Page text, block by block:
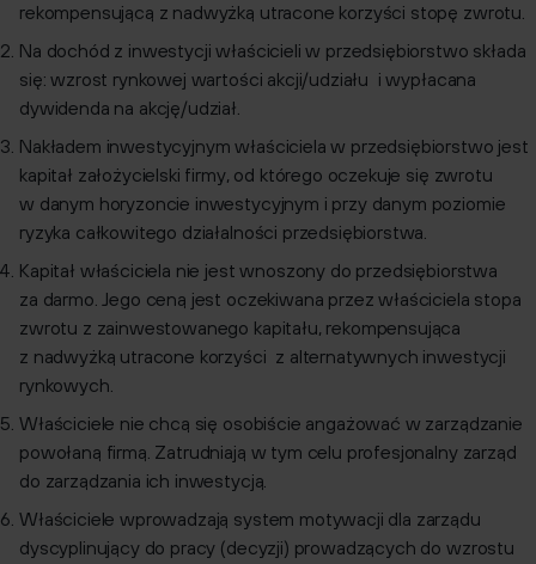
rekompensującą z nadwyżką utracone korzyści stopę zwrotu.
Na dochód z inwestycji właścicieli w przedsiębiorstwo składa
się: wzrost rynkowej wartości akcji/udziału i wypłacana
dywidenda na akcję/udział.
Nakładem inwestycyjnym właściciela w przedsiębiorstwo jest
kapitał założycielski firmy, od którego oczekuje się zwrotu
w danym horyzoncie inwestycyjnym i przy danym poziomie
ryzyka całkowitego działalności przedsiębiorstwa.
Kapitał właściciela nie jest wnoszony do przedsiębiorstwa
za darmo. Jego ceną jest oczekiwana przez właściciela stopa
zwrotu z zainwestowanego kapitału, rekompensująca
z nadwyżką utracone korzyści z alternatywnych inwestycji
rynkowych.
Właściciele nie chcą się osobiście angażować w zarządzanie
powołaną firmą. Zatrudniają w tym celu profesjonalny zarząd
do zarządzania ich inwestycją.
Właściciele wprowadzają system motywacji dla zarządu
dyscyplinujący do pracy (decyzji) prowadzących do wzrostu